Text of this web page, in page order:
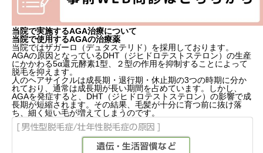
当院で実施するAGA治療について
当院で使用するAGAの治療薬
当院ではザガーロ（デュタステリド）を採用しております。
AGAの原因となっているDHT（ジヒドロテストステロン）の生産
にかかわる5α還元酵素1型、２型の作用を抑制することによって
脱毛を抑えます。
人のヘアサイクルは成長期・退行期・休止期の3つの時期に分か
れており、通常は成長期が長い期間を占めています。しかし、
AGAを発症すると、DHT（ジヒドロテストステロン）の影響で成
長期が短縮されます。その結果、毛髪が十分に育つ前に抜け落
ち、細く短い毛が増えてしまうのです。